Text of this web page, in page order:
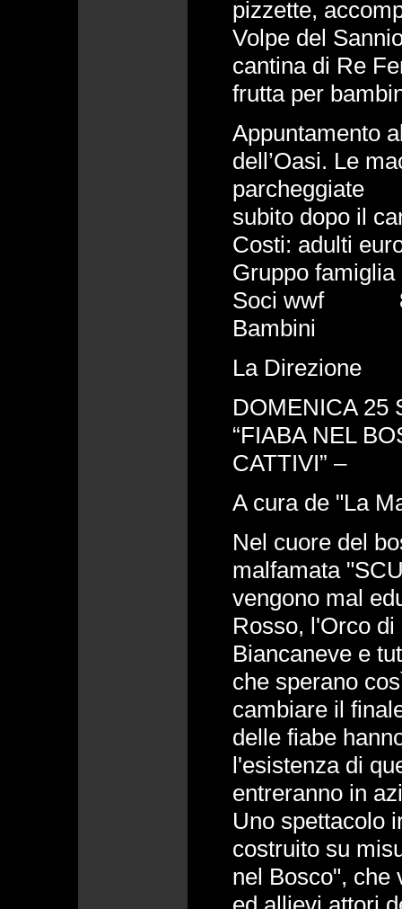
pizzette,
Volpe del
cantina di Re
frutta per
Appuntamento
dell’Oasi. Le
parcheggiate
subito dopo il
Costi: adulti
Gruppo
Soci wwf
Bambini
La Direzione
DOMENICA 25
“FIABA NEL
CATTIVI” –
A cura de "La
Nel cuore del
malfamata
vengono mal
Rosso, l'Orco
Biancaneve e
che sperano
cambiare il
delle fiabe
l'esistenza di
entreranno in
Uno spettacolo
costruito su
nel Bosco", che